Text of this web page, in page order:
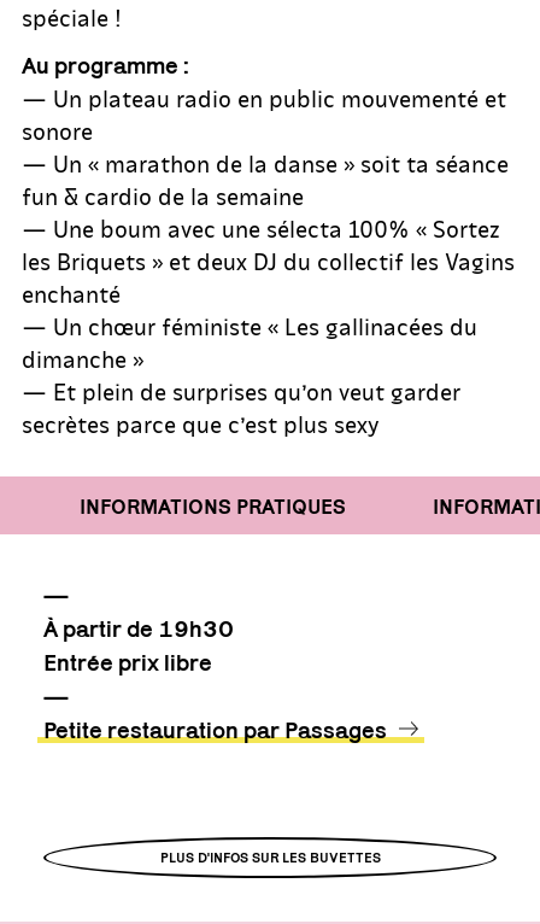
spéciale !
Au programme :
— Un plateau radio en public mouvementé et
sonore
— Un « marathon de la danse » soit ta séance
fun & cardio de la semaine
— Une boum avec une sélecta 100% « Sortez
les Briquets » et deux DJ du collectif les Vagins
enchanté
— Un chœur féministe « Les gallinacées du
dimanche »
— Et plein de surprises qu’on veut garder
secrètes parce que c’est plus sexy
INFORMATIONS PRATIQUES
—
À partir de 19h30
Entrée prix libre
—
Petite restauration par Passages
PLUS D'INFOS SUR LES BUVETTES